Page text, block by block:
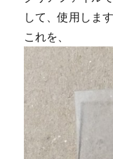
して、使用します
これを、